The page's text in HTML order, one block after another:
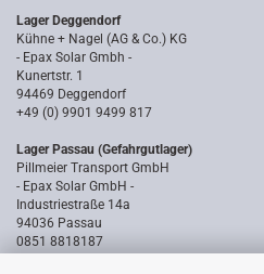
Lager Deggendorf
Kühne + Nagel (AG & Co.) KG
- Epax Solar Gmbh -
Kunertstr. 1
94469 Deggendorf
+49 (0) 9901 9499 817
Lager Passau (Gefahrgutlager)
Pillmeier Transport GmbH
- Epax Solar GmbH -
Industriestraße 14a
94036 Passau
0851 8818187